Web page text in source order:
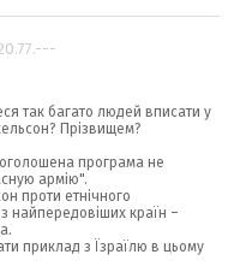
так багато людей вписати у
Прізвищем?
програма не
армію".
проти етнічного
з найпередовіших країн –
приклад з Їзраїлю в цьому